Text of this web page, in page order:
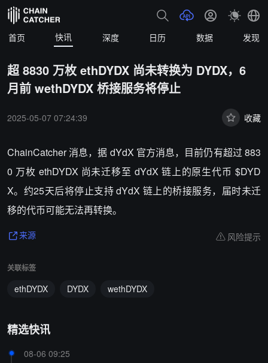
首页 快讯 深度 日历 数据 发现
超 8830 万枚 ethDYDX 尚未转换为 DYDX，6
月前 wethDYDX 桥接服务将停止
2025-05-07 07:24:39 收藏
ChainCatcher 消息，据 dYdX 官方消息，目前仍有超过 883
0 万枚 ethDYDX 尚未迁移至 dYdX 链上的原生代币 $DYD
X。约25天后将停止支持 dYdX 链上的桥接服务，届时未迁
移的代币可能无法再转换。
来源 风险提示
关联标签
ethDYDX DYDX wethDYDX
精选快讯
08-06 09:25